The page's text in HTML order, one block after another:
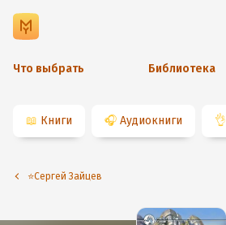
Что выбрать Библиотека
📖 Книги 🎧 Аудиокниги 👌
⭐️Сергей Зайцев